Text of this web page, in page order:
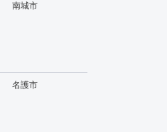
南城市
名護市